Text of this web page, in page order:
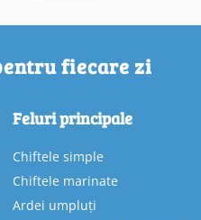
fiecare zi
Feluri principale
Chiftele simple
Chiftele marinate
Ardei umpluți